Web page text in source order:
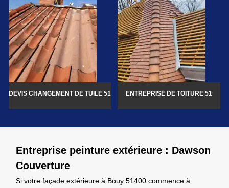
DEVIS CHANGEMENT DE TUILE 51 ENTREPRISE DE TOITURE 51
Entreprise peinture extérieure : Dawson
Couverture
Si votre façade extérieure à Bouy 51400 commence à